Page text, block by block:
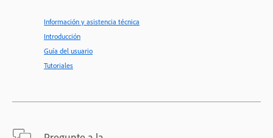
Información y asistencia técnica
Introducción
Guía del usuario
Tutoriales